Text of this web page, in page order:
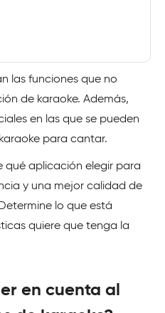
las funciones que no
de karaoke. Además,
en las que se pueden
para cantar.
qué aplicación elegir para
y una mejor calidad de
lo que está
quiere que tenga la
en cuenta al